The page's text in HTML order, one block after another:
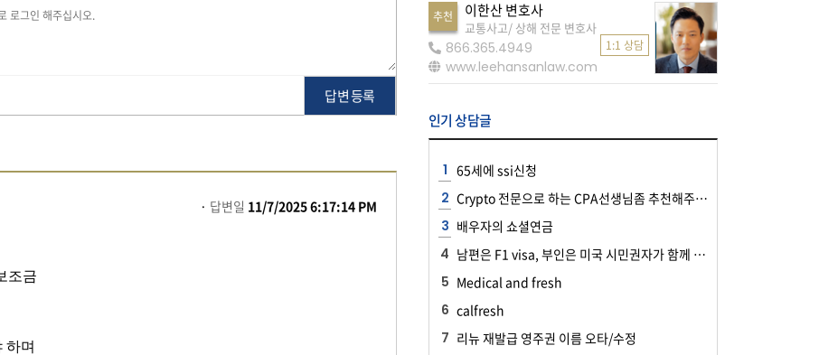
답변 등록
답변일 11/7/2025 6:17:14 PM
조금
하며
추천 이한산 변호사
교통사고/ 상해 전문 변호사
866.365.4949
www.leehansanlaw.com
1:1 상담
인기 상담글
65세에 ssi신청
Crypto 전문으로 하는 CPA선생님좀 추천해주세요~~
배우자의 쇼셜연금
남편은 F1 visa, 부인은 미국 시민권자가 함께 공항에 들어올 때
Medical and fresh
calfresh
리뉴 재발급 영주권 이름 오타/수정